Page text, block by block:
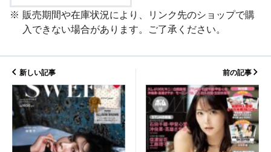
販売期間や在庫状況により、リンク先のショップで購
入できない場合があります。ご了承ください。
新しい記事 前の記事